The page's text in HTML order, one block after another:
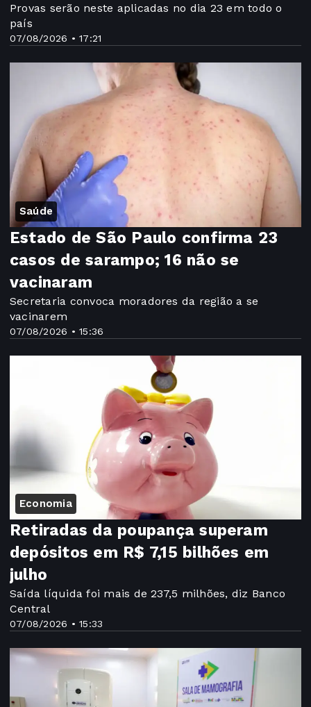
07/08/2026 • 17:21
Provas serão neste aplicadas no dia 23 em todo o
país
Saúde
07/08/2026 • 15:36
Estado de São Paulo confirma 23
casos de sarampo; 16 não se
vacinaram
Secretaria convoca moradores da região a se
vacinarem
Economia
07/08/2026 • 15:33
Retiradas da poupança superam
depósitos em R$ 7,15 bilhões em
julho
Saída líquida foi mais de 237,5 milhões, diz Banco
Central